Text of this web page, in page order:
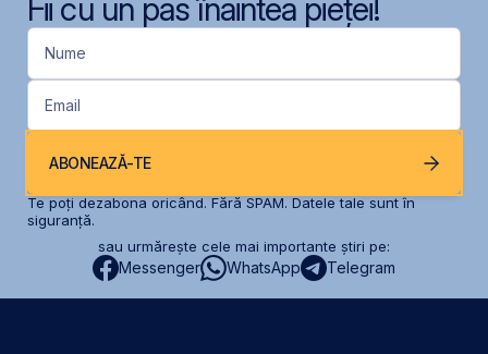
Fii cu un pas înaintea pieței!
Nume
Email
ABONEAZĂ-TE
Te poți dezabona oricând. Fără SPAM. Datele tale sunt în
siguranță.
sau urmărește cele mai importante știri pe:
Messenger WhatsApp Telegram